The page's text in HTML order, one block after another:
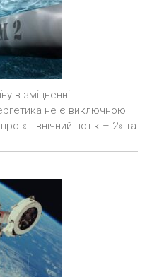
в зміцненні
не є виключною
«Північний потік – 2» та